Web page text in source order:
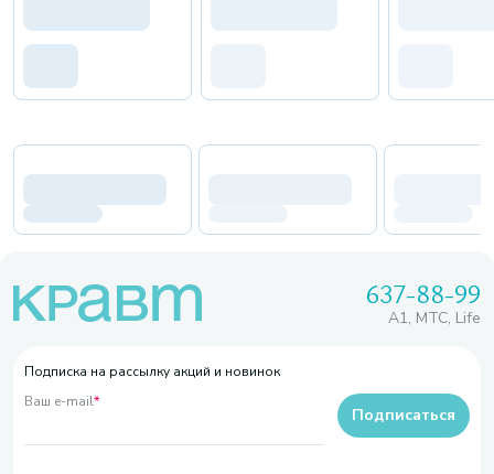
637-88-99
A1, МТС, Life
Подписка на рассылку акций и новинок
Ваш e-mail*
Подписаться